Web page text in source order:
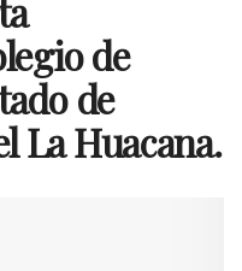
de
de
La Huacana.